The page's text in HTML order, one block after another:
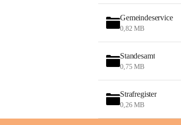
Gemeindeservice
0,82 MB
Standesamt
0,75 MB
Strafregister
0,26 MB